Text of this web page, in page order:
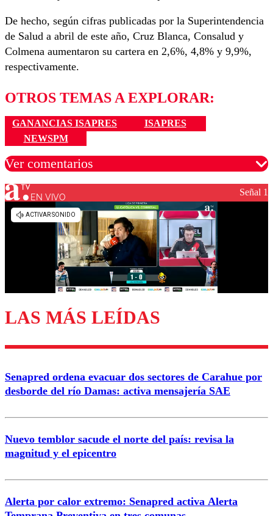
De hecho, según cifras publicadas por la Superintendencia
de Salud a abril de este año, Cruz Blanca, Consalud y
Colmena aumentaron su cartera en 2,6%, 4,8% y 9,9%,
respectivamente.
OTROS TEMAS A EXPLORAR:
GANANCIAS ISAPRES
ISAPRES
NEWSPM
Ver comentarios
Los comentarios son moderados para garantizar un
diálogo respetuoso.
Enviar comentario
EN VIVO Señal 1
LAS MÁS LEÍDAS
Senapred ordena evacuar dos sectores de Carahue por
desborde del río Damas: activa mensajería SAE
Nuevo temblor sacude el norte del país: revisa la
magnitud y el epicentro
Alerta por calor extremo: Senapred activa Alerta